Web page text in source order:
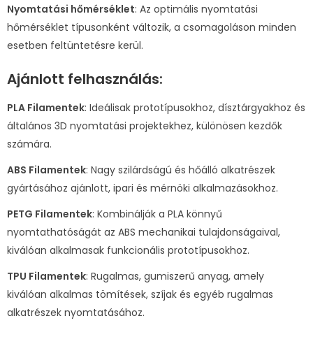
Nyomtatási hőmérséklet: Az optimális nyomtatási
hőmérséklet típusonként változik, a csomagoláson minden
esetben feltüntetésre kerül.
Ajánlott felhasználás:
PLA Filamentek: Ideálisak prototípusokhoz, dísztárgyakhoz és
általános 3D nyomtatási projektekhez, különösen kezdők
számára.
ABS Filamentek: Nagy szilárdságú és hőálló alkatrészek
gyártásához ajánlott, ipari és mérnöki alkalmazásokhoz.
PETG Filamentek: Kombinálják a PLA könnyű
nyomtathatóságát az ABS mechanikai tulajdonságaival,
kiválóan alkalmasak funkcionális prototípusokhoz.
TPU Filamentek: Rugalmas, gumiszerű anyag, amely
kiválóan alkalmas tömítések, szíjak és egyéb rugalmas
alkatrészek nyomtatásához.